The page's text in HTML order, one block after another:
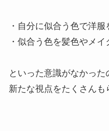
・自分に似合う色で洋服
・似合う色を髪色やメイ
といった意識がなかった
新たな視点をたくさんも